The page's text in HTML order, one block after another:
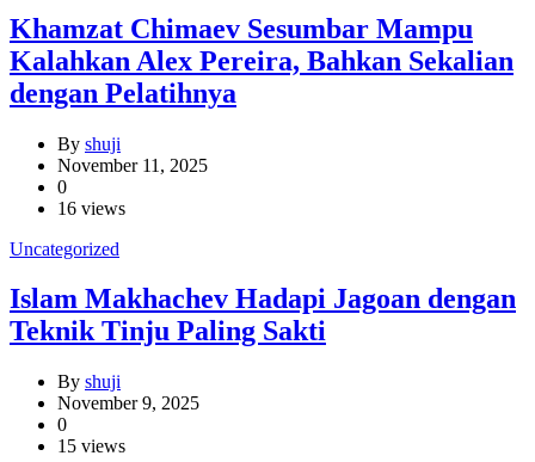
Khamzat Chimaev Sesumbar Mampu
Kalahkan Alex Pereira, Bahkan Sekalian
dengan Pelatihnya
By shuji
November 11, 2025
0
16 views
Uncategorized
Islam Makhachev Hadapi Jagoan dengan
Teknik Tinju Paling Sakti
By shuji
November 9, 2025
0
15 views